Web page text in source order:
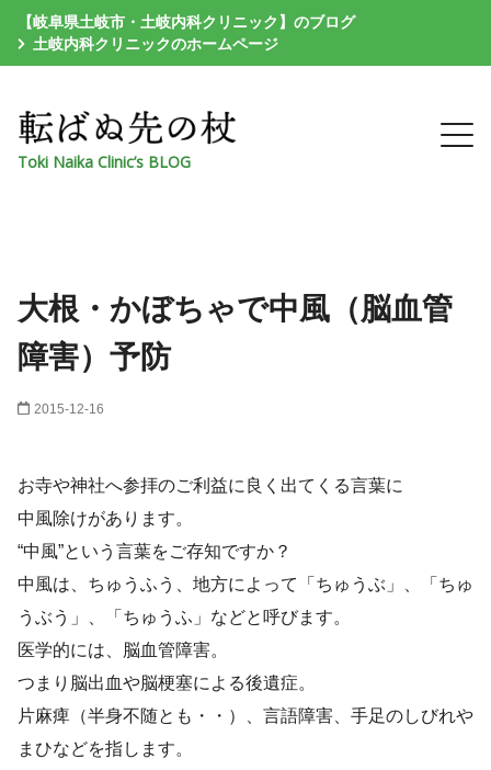
【岐阜県土岐市・土岐内科クリニック】のブログ
土岐内科クリニックのホームページ
Toki Naika Clinic’s BLOG
大根・かぼちゃで中風（脳血管
障害）予防
2015-12-16
お寺や神社へ参拝のご利益に良く出てくる言葉に
中風除けがあります。
“中風”という言葉をご存知ですか？
中風は、ちゅうふう、地方によって「ちゅうぶ」、「ちゅ
うぶう」、「ちゅうふ」などと呼びます。
医学的には、脳血管障害。
つまり脳出血や脳梗塞による後遺症。
片麻痺（半身不随とも・・）、言語障害、手足のしびれや
まひなどを指します。